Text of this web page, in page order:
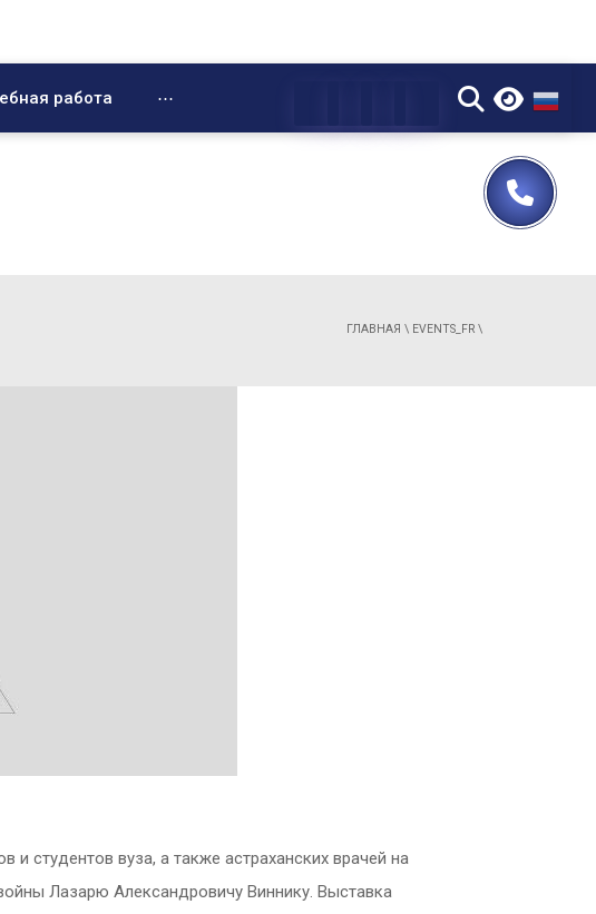
работа ⋯ ▼
ГЛАВНАЯ \ EVENTS_FR \
и студентов вуза, а также астраханских врачей на
Лазарю Александровичу Виннику. Выставка